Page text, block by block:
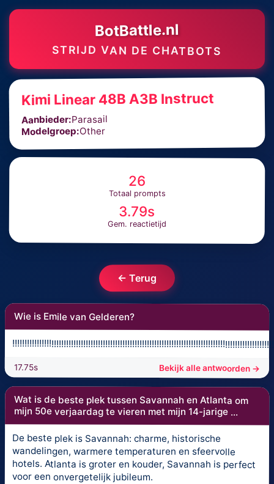
BotBattle.nl
STRIJD VAN DE CHATBOTS
Kimi Linear 48B A3B Instruct
Aanbieder:Parasail
Modelgroep:Other
26
Totaal prompts
3.79s
Gem. reactietijd
← Terug
Wie is Emile van Gelderen?
17.75s Bekijk alle antwoorden →
Wat is de beste plek tussen Savannah en Atlanta om
mijn 50e verjaardag te vieren met mijn 14-jarige ...
De beste plek is Savannah: charme, historische
wandelingen, warmere temperaturen en sfeervolle
hotels. Atlanta is groter en kouder, Savannah is perfect
voor een onvergetelijk jubileum.